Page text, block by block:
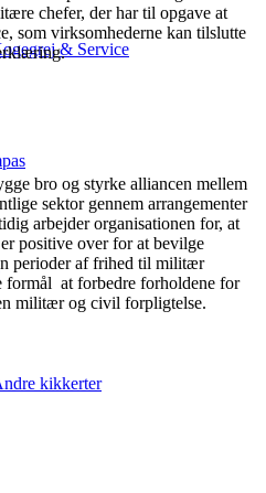
& Service
kikkerter
chefer, der har til opgave at
som virksomhederne kan tilslutte
bro og styrke alliancen mellem
sektor gennem arrangementer
arbejder organisationen for, at
positive over for at bevilge
perioder af frihed til militær
formål at forbedre forholdene for
militær og civil forpligtelse.